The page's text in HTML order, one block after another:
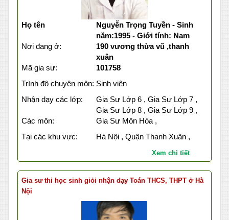
Họ tên
Nguyễn Trọng Tuyền - Sinh
năm:1995 - Giới tính: Nam
Nơi đang ở:
190 vương thừa vũ ,thanh
xuân
Mã gia sư:
101758
Trình độ chuyên môn: Sinh viên
Nhận dạy các lớp:
Gia Sư Lớp 6 , Gia Sư Lớp 7 ,
Gia Sư Lớp 8 , Gia Sư Lớp 9 ,
Các môn:
Gia Sư Môn Hóa ,
Tại các khu vực:
Hà Nội , Quận Thanh Xuân ,
Xem chi tiết
Gia sư thi học sinh giỏi nhận dạy Toán THCS, THPT ở Hà
Nội